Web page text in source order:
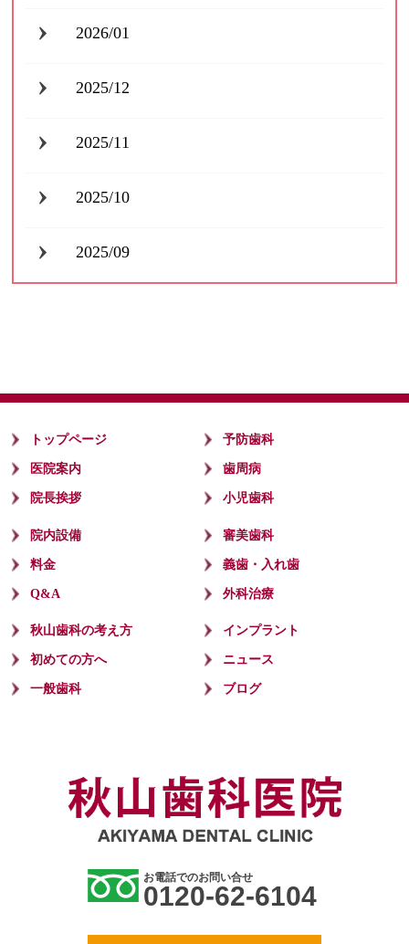
2026/01
2025/12
2025/11
2025/10
2025/09
トップページ
医院案内
院長挨拶
院内設備
料金
Q&A
秋山歯科の考え方
初めての方へ
一般歯科
予防歯科
歯周病
小児歯科
審美歯科
義歯・入れ歯
外科治療
インプラント
ニュース
ブログ
お電話でのお問い合せ
0120-62-6104